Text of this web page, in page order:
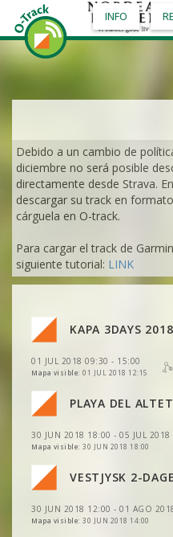
Debido a un cambio de
diciembre no será posible
directamente desde Strava.
descargar su track en
cárguela en O-track.
Para cargar el track de
siguiente tutorial: LINK
KAPA 3DAYS
01 JUL 2018 09:30 - 15:00
Mapa visible: 01 JUL 2018 12:15
VER 2DRERUN
VER 2DRERUN
VER 2DRERUN
VER 2DRERUN
VER 2DRERUN
VER 2DRERUN
PLAYA DEL ALTET
30 JUN 2018 18:00 - 05 JUL 2018
Mapa visible: 30 JUN 2018 18:00
VER 2DRERUN
VESTJYSK 2-
30 JUN 2018 12:00 - 01 AGO
Mapa visible: 30 JUN 2018 14:00
VER 2DRERUN
VER 2DRERUN
VER
VER 2DRERUN
VER 2DRERUN
VER 2DRERUN
VER 2DRERUN
VER
VER 2DRERUN
VER 2DRERUN
VER 2DRERUN
VER
VER
VER 2DRERUN
VER 2DRERUN
VER 2DRERUN
VER 2DRERUN
2DRERUN
VER 2DRERUN
VER 2DRERUN
VER 2DRERUN
VER 2DRERUN
VER 2DRERUN
VER
INFO